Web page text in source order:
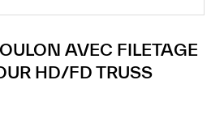
AVEC FILETAGE
HD/FD TRUSS